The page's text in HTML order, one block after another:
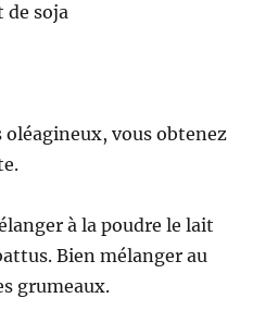
de soja
vous obtenez
à la poudre le lait
Bien mélanger au
grumeaux.